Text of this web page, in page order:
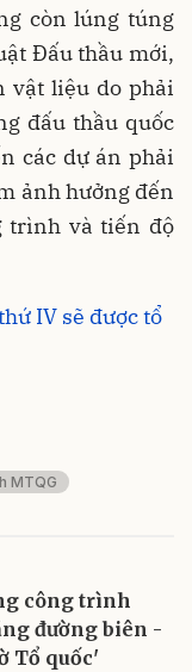
còn lúng túng
Đấu thầu mới,
vật liệu do phải
đấu thầu quốc
các dự án phải
ảnh hưởng đến
trình và tiến độ
IV sẽ được tổ
MTQG
công trình
đường biên -
Tổ quốc'